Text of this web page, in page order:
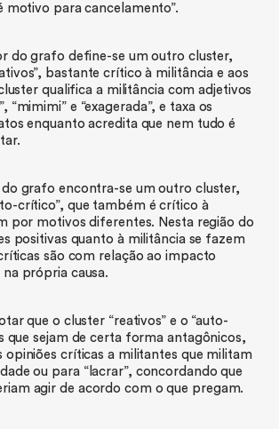
motivo para cancelamento”.
do grafo define-se um outro cluster,
bastante crítico à militância e aos
qualifica a militância com adjetivos
“mimimi” e “exagerada”, e taxa os
enquanto acredita que nem tudo é
do grafo encontra-se um outro cluster,
crítico”, que também é crítico à
por motivos diferentes. Nesta região do
positivas quanto à militância se fazem
são com relação ao impacto
própria causa.
que o cluster “reativos” e o “auto-
que sejam de certa forma antagônicos,
opiniões críticas a militantes que militam
ou para “lacrar”, concordando que
agir de acordo com o que pregam.